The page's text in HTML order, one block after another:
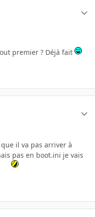
premier ? Déjà fait
il va pas arriver à
pas en boot.ini je vais